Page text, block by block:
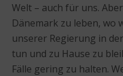
Welt – auch für uns.
Dänemark zu leben, wo
unserer Regierung in
tun und zu Hause zu
Fälle gering zu halten.